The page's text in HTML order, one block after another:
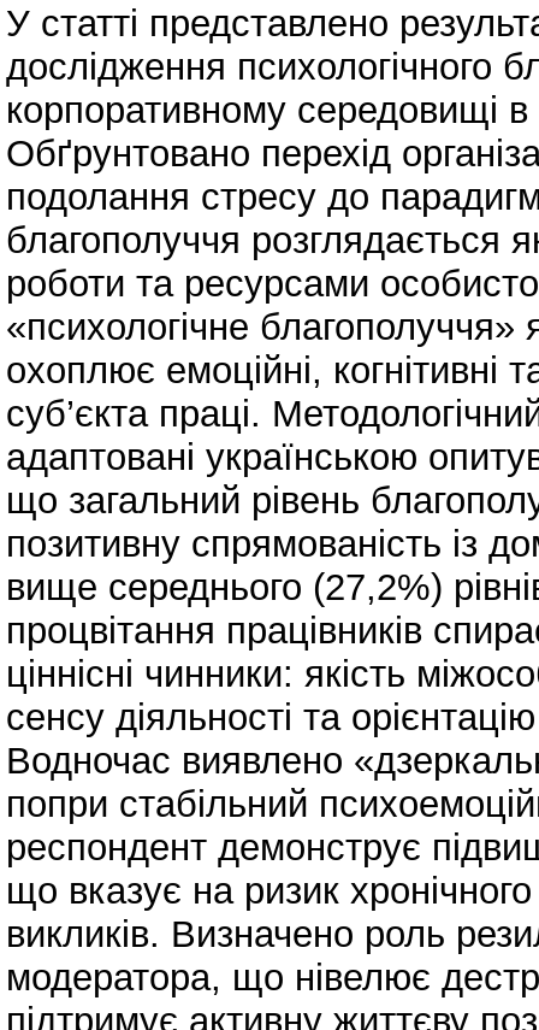
У статті представлено
дослідження психологічного
корпоративному середовищі
Обґрунтовано перехід
подолання стресу до
благополуччя розглядається
роботи та ресурсами
«психологічне благополуччя»
охоплює емоційні, когнітивні
суб’єкта праці.
адаптовані українською
що загальний рівень
позитивну спрямованість із
вище середнього (27,2%)
процвітання працівників
ціннісні чинники: якість
сенсу діяльності та
Водночас виявлено
попри стабільний
респондент демонструє
що вказує на ризик
викликів. Визначено роль
модератора, що нівелює
підтримує активну життєву